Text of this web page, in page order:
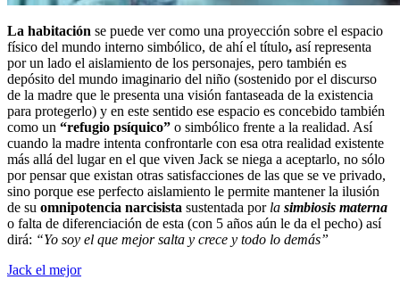
La habitación se puede ver como una proyección sobre el espacio
físico del mundo interno simbólico, de ahí el título, así representa
por un lado el aislamiento de los personajes, pero también es
depósito del mundo imaginario del niño (sostenido por el discurso
de la madre que le presenta una visión fantaseada de la existencia
para protegerlo) y en este sentido ese espacio es concebido también
como un “refugio psíquico” o simbólico frente a la realidad. Así
cuando la madre intenta confrontarle con esa otra realidad existente
más allá del lugar en el que viven Jack se niega a aceptarlo, no sólo
por pensar que existan otras satisfacciones de las que se ve privado,
sino porque ese perfecto aislamiento le permite mantener la ilusión
de su omnipotencia narcisista sustentada por la simbiosis materna
o falta de diferenciación de esta (con 5 años aún le da el pecho) así
dirá: “Yo soy el que mejor salta y crece y todo lo demás”
Jack el mejor